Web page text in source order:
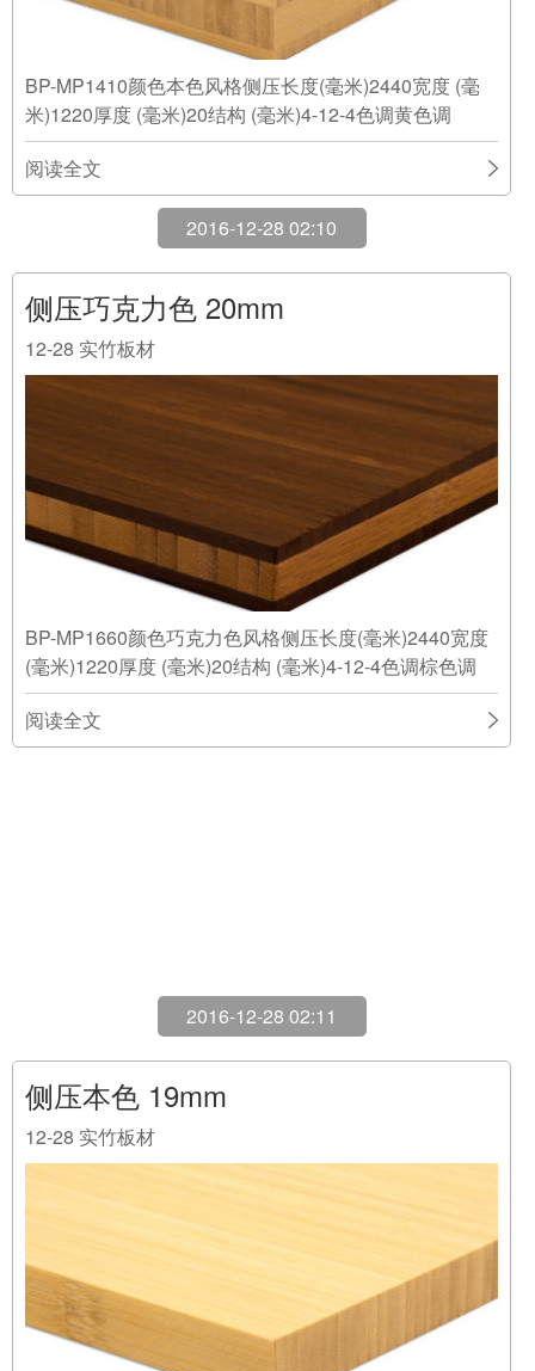
BP-MP1410颜色本色风格侧压长度(毫米)2440宽度 (毫
米)1220厚度 (毫米)20结构 (毫米)4-12-4色调黄色调
阅读全文
2016-12-28 02:10
侧压巧克力色 20mm
12-28 实竹板材
BP-MP1660颜色巧克力色风格侧压长度(毫米)2440宽度
(毫米)1220厚度 (毫米)20结构 (毫米)4-12-4色调棕色调
阅读全文
2016-12-28 02:11
侧压本色 19mm
12-28 实竹板材